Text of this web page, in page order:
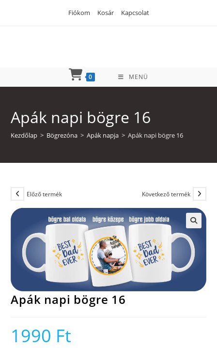
Fiókom Kosár Kapcsolat
0 MENÜ
Apák napi bögre 16
Kezdőlap > Bögrezóna > Apák napja > Apák napi bögre 16
Előző termék Következő termék
Apák napi bögre 16
1990 Ft